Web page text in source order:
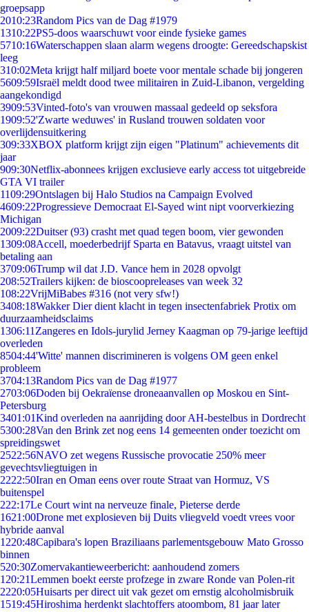
groepsapp
2010:23Random Pics van de Dag #1979
1310:22PS5-doos waarschuwt voor einde fysieke games
5710:16Waterschappen slaan alarm wegens droogte: Gereedschapskist
leeg
310:02Meta krijgt half miljard boete voor mentale schade bij jongeren
5609:59Israël meldt dood twee militairen in Zuid-Libanon, vergelding
aangekondigd
3909:53Vinted-foto's van vrouwen massaal gedeeld op seksfora
1909:52'Zwarte weduwes' in Rusland trouwen soldaten voor
overlijdensuitkering
309:33XBOX platform krijgt zijn eigen "Platinum" achievements dit
jaar
909:30Netflix-abonnees krijgen exclusieve early access tot uitgebreide
GTA VI trailer
1109:29Ontslagen bij Halo Studios na Campaign Evolved
4609:22Progressieve Democraat El-Sayed wint nipt voorverkiezing
Michigan
2009:22Duitser (93) crasht met quad tegen boom, vier gewonden
1309:08Accell, moederbedrijf Sparta en Batavus, vraagt uitstel van
betaling aan
3709:06Trump wil dat J.D. Vance hem in 2028 opvolgt
208:52Trailers kijken: de bioscoopreleases van week 32
108:22VrijMiBabes #316 (not very sfw!)
3408:18Wakker Dier dient klacht in tegen insectenfabriek Protix om
duurzaamheidsclaims
1306:11 Zangeres en Idols-jurylid Jerney Kaagman op 79-jarige leeftijd
overleden
8504:44'Witte' mannen discrimineren is volgens OM geen enkel
probleem
3704:13Random Pics van de Dag #1977
2703:06Doden bij Oekraïense droneaanvallen op Moskou en Sint-
Petersburg
3401:01Kind overleden na aanrijding door AH-bestelbus in Dordrecht
5300:28Van den Brink zet nog eens 14 gemeenten onder toezicht om
spreidingswet
2522:56NAVO zet wegens Russische provocatie 250% meer
gevechtsvliegtuigen in
2222:50Iran en Oman eens over route Straat van Hormuz, VS
buitenspel
222:17Le Court wint na nerveuze finale, Pieterse derde
1621:00Drone met explosieven bij Duits vliegveld voedt vrees voor
hybride aanval
1220:48Capibara's lopen Braziliaans parlementsgebouw Mato Grosso
binnen
520:30Zomervakantieweerbericht: aanhoudend zomers
1 20:21Lemmen boekt eerste profzege in zware Ronde van Polen-rit
2220:05Huisarts per direct uit vak gezet om ernstig alcoholmisbruik
1519:45Hiroshima herdenkt slachtoffers atoombom, 81 jaar later